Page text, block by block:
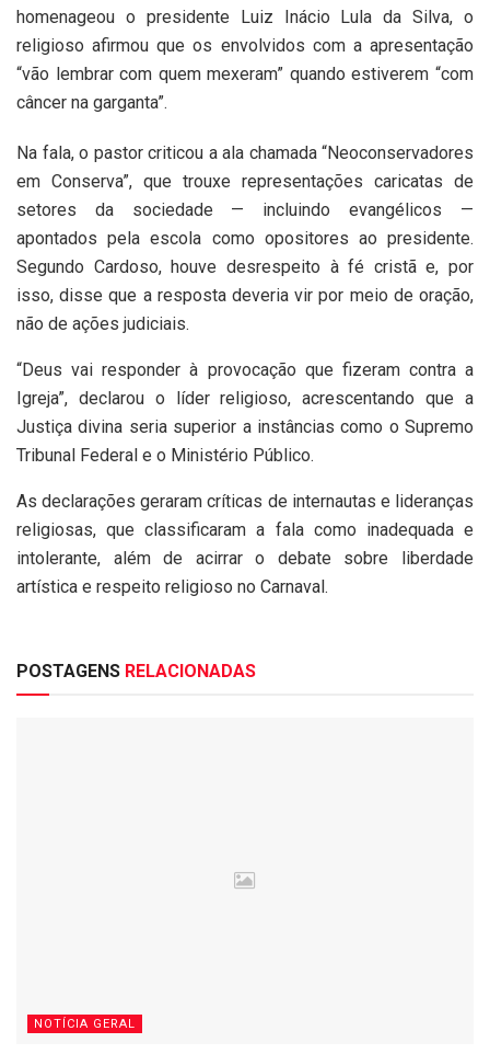
homenageou o presidente Luiz Inácio Lula da Silva, o
religioso afirmou que os envolvidos com a apresentação
“vão lembrar com quem mexeram” quando estiverem “com
câncer na garganta”.
Na fala, o pastor criticou a ala chamada “Neoconservadores
em Conserva”, que trouxe representações caricatas de
setores da sociedade — incluindo evangélicos —
apontados pela escola como opositores ao presidente.
Segundo Cardoso, houve desrespeito à fé cristã e, por
isso, disse que a resposta deveria vir por meio de oração,
não de ações judiciais.
“Deus vai responder à provocação que fizeram contra a
Igreja”, declarou o líder religioso, acrescentando que a
Justiça divina seria superior a instâncias como o Supremo
Tribunal Federal e o Ministério Público.
As declarações geraram críticas de internautas e lideranças
religiosas, que classificaram a fala como inadequada e
intolerante, além de acirrar o debate sobre liberdade
artística e respeito religioso no Carnaval.
POSTAGENS RELACIONADAS
NOTÍCIA GERAL